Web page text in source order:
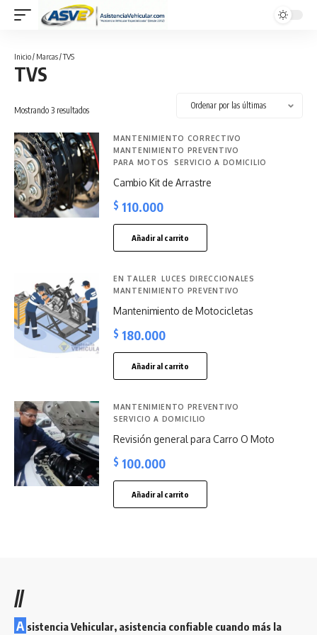
Inicio/ Marcas / TVS
TVS
Mostrando 3 resultadosSorted
latest
MANTENIMIENTO CORRECTIVO
MANTENIMIENTO PREVENTIVO
PARA MOTOS
SERVICIO A DOMICILIO
Cambio Kit de Arrastre
$ 110.000
Añadir al carrito
EN TALLER
LUCES DIRECCIONALES
MANTENIMIENTO PREVENTIVO
Mantenimiento de Motocicletas
$ 180.000
Añadir al carrito
MANTENIMIENTO PREVENTIVO
SERVICIO A DOMICILIO
Revisión general para Carro O Moto
$ 100.000
Añadir al carrito
//
A sistencia Vehicular, asistencia confiable cuando más la